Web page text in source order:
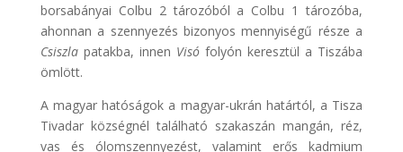
borsabányai Colbu 2 tározóból a Colbu 1 tározóba,
ahonnan a szennyezés bizonyos mennyiségű része a
Csiszlapatakba, innen Visófolyón keresztül a Tiszába
ömlött.
A magyar hatóságok a magyar-ukrán határtól, a Tisza
Tivadar községnél található szakaszán mangán, réz,
vas és ólomszennyezést, valamint erős kadmium